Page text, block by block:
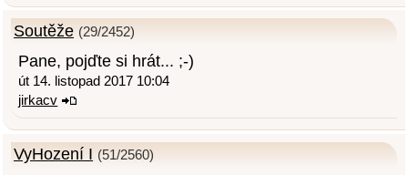
Soutěže (29/2452)
Pane, pojďte si hrát... ;-)
út 14. listopad 2017 10:04
jirkacv
VyHození I (51/2560)